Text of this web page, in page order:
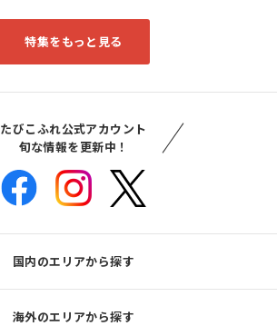
特集をもっと見る
たびこふれ公式アカウント
旬な情報を更新中！
国内のエリアから探す
海外のエリアから探す